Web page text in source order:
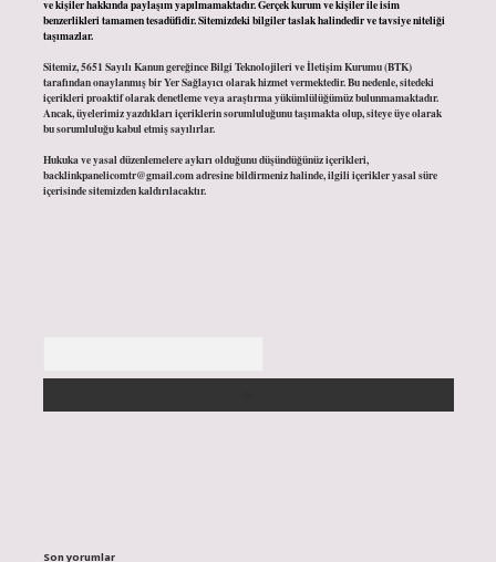
ve kişiler hakkında paylaşım yapılmamaktadır. Gerçek kurum ve kişiler ile isim
benzerlikleri tamamen tesadüfidir. Sitemizdeki bilgiler taslak halindedir ve tavsiye niteliği
taşımazlar.
Sitemiz, 5651 Sayılı Kanun gereğince Bilgi Teknolojileri ve İletişim Kurumu (BTK)
tarafından onaylanmış bir Yer Sağlayıcı olarak hizmet vermektedir. Bu nedenle, sitedeki
içerikleri proaktif olarak denetleme veya araştırma yükümlülüğümüz bulunmamaktadır.
Ancak, üyelerimiz yazdıkları içeriklerin sorumluluğunu taşımakta olup, siteye üye olarak
bu sorumluluğu kabul etmiş sayılırlar.
Hukuka ve yasal düzenlemelere aykırı olduğunu düşündüğünüz içerikleri,
backlinkpanelicomtr@gmail.comadresine bildirmeniz halinde, ilgili içerikler yasal süre
içerisinde sitemizden kaldırılacaktır.
Son yorumlar